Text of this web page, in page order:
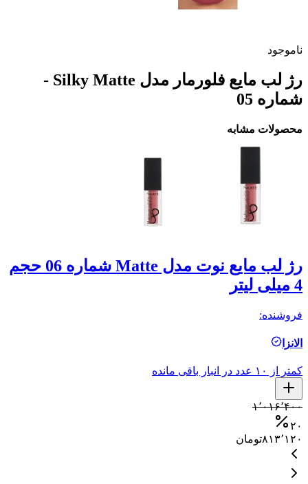
ناموجود
رژ لب مایع فلورمار مدل Silky Matte -
شماره 05
محصولات مشابه
رژ لب مایع نوت مدل Matte شماره 06 حجم
4 میلی لیتر
فروشنده:
الانزا
کمتر از ۱۰ عدد در انبار باقی مانده
۱٬۰۱۶٬۴۰۰
۲۰
۸۱۳٬۱۲۰تومان